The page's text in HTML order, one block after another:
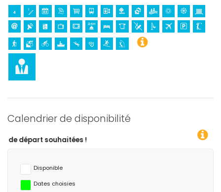
Calendrier de disponibilité
!
Disponible
Dates choisies